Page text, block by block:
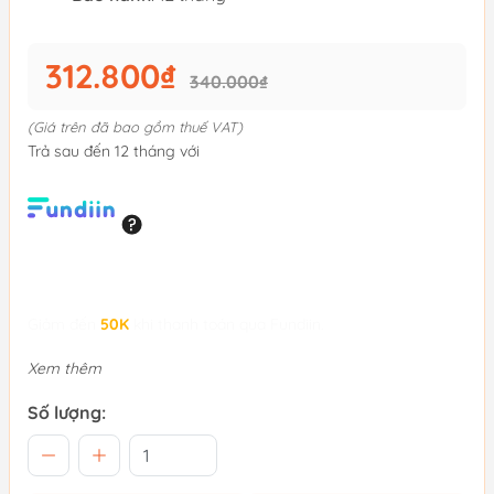
312.800₫ 340.000₫
(Giá trên đã bao gồm thuế VAT)
Trả sau đến 12 tháng với
50K
Xem thêm
Số lượng: